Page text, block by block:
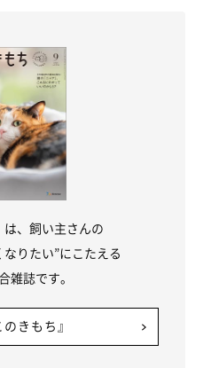
月号『どうしてそうなっ
ねんな猫の生態』（監修：哺
日本動物科学研究所所長 今泉
このきもち」で投稿されたもの
んので予めご了承ください。
は、飼い主さんの
りたい”にこたえる
雑誌です。
きもち』